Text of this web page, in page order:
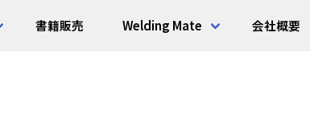
書籍販売 Welding Mate 会社概要